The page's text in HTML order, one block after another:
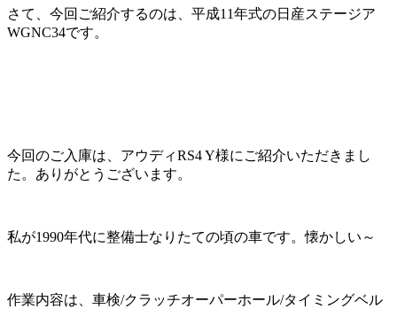
さて、今回ご紹介するのは、平成11年式の日産ステージア
WGNC34です。
今回のご入庫は、アウディRS4 Y様にご紹介いただきまし
た。ありがとうございます。
私が1990年代に整備士なりたての頃の車です。懐かしい～
作業内容は、車検/クラッチオーパーホール/タイミングベル